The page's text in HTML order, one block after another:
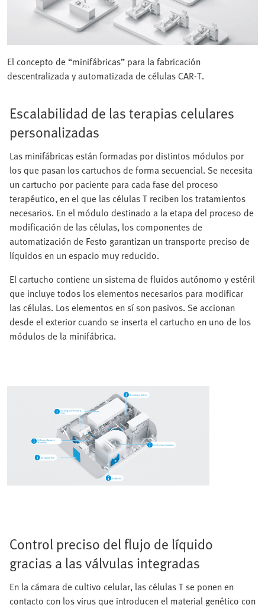
El concepto de “minifábricas” para la fabricación
descentralizada y automatizada de células CAR-T.
Escalabilidad de las terapias celulares
personalizadas
Las minifábricas están formadas por distintos módulos por
los que pasan los cartuchos de forma secuencial. Se necesita
un cartucho por paciente para cada fase del proceso
terapéutico, en el que las células T reciben los tratamientos
necesarios. En el módulo destinado a la etapa del proceso de
modificación de las células, los componentes de
automatización de Festo garantizan un transporte preciso de
líquidos en un espacio muy reducido.
El cartucho contiene un sistema de fluidos autónomo y estéril
que incluye todos los elementos necesarios para modificar
las células. Los elementos en sí son pasivos. Se accionan
desde el exterior cuando se inserta el cartucho en uno de los
módulos de la minifábrica.
Control preciso del flujo de líquido
gracias a las válvulas integradas
En la cámara de cultivo celular, las células T se ponen en
contacto con los virus que introducen el material genético con